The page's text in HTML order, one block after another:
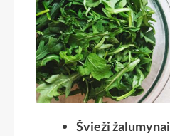
Švieži žalumynai